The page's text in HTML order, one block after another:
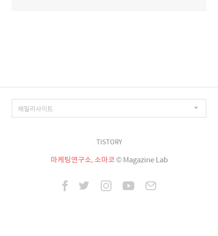
TISTORY
마케팅연구소, 소마코© Magazine Lab